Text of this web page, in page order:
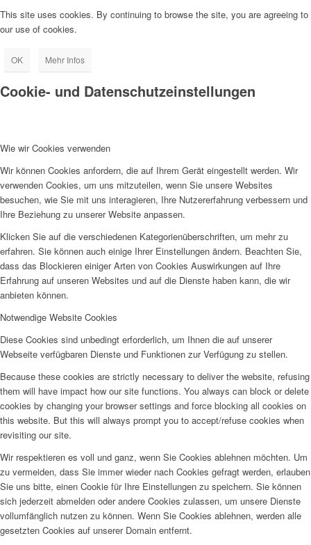
This site uses cookies. By continuing to browse the site, you are agreeing to
our use of cookies.
OK Mehr Infos
Cookie- und Datenschutzeinstellungen
Wie wir Cookies verwenden
Wir können Cookies anfordern, die auf Ihrem Gerät eingestellt werden. Wir
verwenden Cookies, um uns mitzuteilen, wenn Sie unsere Websites
besuchen, wie Sie mit uns interagieren, Ihre Nutzererfahrung verbessern und
Ihre Beziehung zu unserer Website anpassen.
Klicken Sie auf die verschiedenen Kategorienüberschriften, um mehr zu
erfahren. Sie können auch einige Ihrer Einstellungen ändern. Beachten Sie,
dass das Blockieren einiger Arten von Cookies Auswirkungen auf Ihre
Erfahrung auf unseren Websites und auf die Dienste haben kann, die wir
anbieten können.
Notwendige Website Cookies
Diese Cookies sind unbedingt erforderlich, um Ihnen die auf unserer
Webseite verfügbaren Dienste und Funktionen zur Verfügung zu stellen.
Because these cookies are strictly necessary to deliver the website, refusing
them will have impact how our site functions. You always can block or delete
cookies by changing your browser settings and force blocking all cookies on
this website. But this will always prompt you to accept/refuse cookies when
revisiting our site.
Wir respektieren es voll und ganz, wenn Sie Cookies ablehnen möchten. Um
zu vermeiden, dass Sie immer wieder nach Cookies gefragt werden, erlauben
Sie uns bitte, einen Cookie für Ihre Einstellungen zu speichern. Sie können
sich jederzeit abmelden oder andere Cookies zulassen, um unsere Dienste
vollumfänglich nutzen zu können. Wenn Sie Cookies ablehnen, werden alle
gesetzten Cookies auf unserer Domain entfernt.